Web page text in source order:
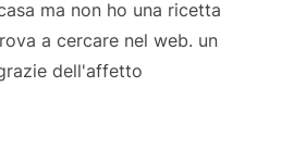
ma non ho una ricetta
a cercare nel web. un
dell'affetto